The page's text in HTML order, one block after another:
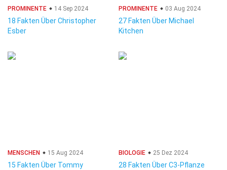
PROMINENTE 14 Sep 2024
18 Fakten Über Christopher
Esber
PROMINENTE 03 Aug 2024
27 Fakten Über Michael
Kitchen
MENSCHEN 15 Aug 2024
15 Fakten Über Tommy
BIOLOGIE 25 Dez 2024
28 Fakten Über C3-Pflanze